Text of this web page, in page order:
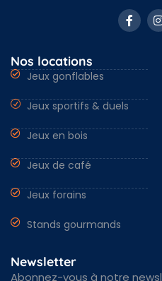
Nos locations
Jeux gonflables
Jeux sportifs & duels
Jeux en bois
Jeux de café
Jeux forains
Stands gourmands
Newsletter
Abonnez-vous à notre